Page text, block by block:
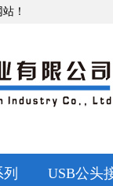
！
USB公头